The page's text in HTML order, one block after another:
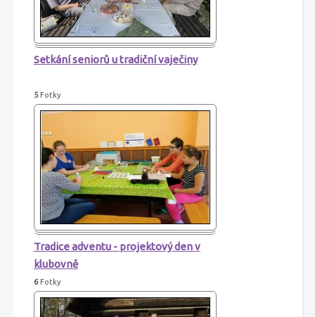
Setkání seniorů u tradiční vaječiny
5Fotky
Tradice adventu - projektový den v
klubovně
6Fotky